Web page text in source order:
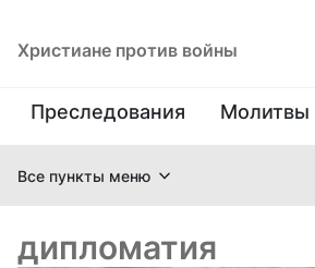
Христиане против войны
Преследования Молитвы
Все пункты меню
дипломатия